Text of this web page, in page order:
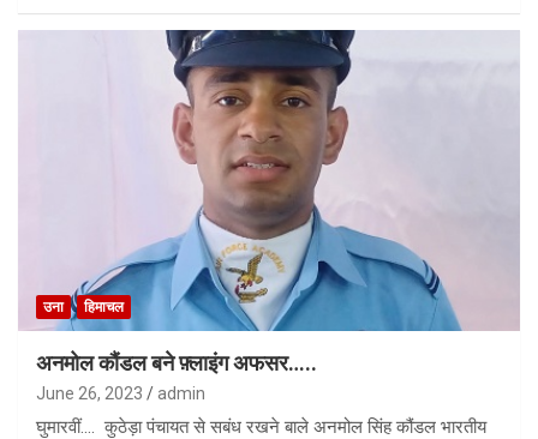
उना हिमाचल
अनमोल कौंडल बने फ़्लाइंग अफसर…..
June 26, 2023 admin
घुमारवीं…. कुठेड़ा पंचायत से सबंध रखने बाले अनमोल सिंह कौंडल भारतीय